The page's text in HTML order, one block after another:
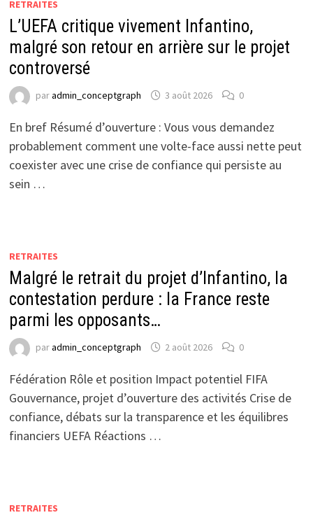
RETRAITES
L’UEFA critique vivement Infantino,
malgré son retour en arrière sur le projet
controversé
paradmin_conceptgraph 3 août 2026 0
En bref Résumé d’ouverture : Vous vous demandez
probablement comment une volte-face aussi nette peut
coexister avec une crise de confiance qui persiste au
sein …
RETRAITES
Malgré le retrait du projet d’Infantino, la
contestation perdure : la France reste
parmi les opposants…
paradmin_conceptgraph 2 août 2026 0
Fédération Rôle et position Impact potentiel FIFA
Gouvernance, projet d’ouverture des activités Crise de
confiance, débats sur la transparence et les équilibres
financiers UEFA Réactions …
RETRAITES